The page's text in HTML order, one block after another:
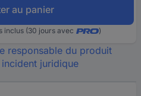
au panier
inclus (30 jours avec )
responsable du produit
juridique